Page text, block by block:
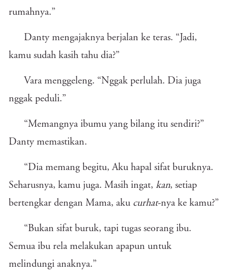
rumahnya.”
Danty mengajaknya berjalan ke teras. “Jadi,
kamu sudah kasih tahu dia?”
Vara menggeleng. “Nggak perlulah. Dia juga
nggak peduli.”
“Memangnya ibumu yang bilang itu sendiri?”
Danty memastikan.
“Dia memang begitu, Aku hapal sifat buruknya.
Seharusnya, kamu juga. Masih ingat, kan, setiap
bertengkar dengan Mama, aku curhat-nya ke kamu?”
“Bukan sifat buruk, tapi tugas seorang ibu.
Semua ibu rela melakukan apapun untuk
melindungi anaknya.”